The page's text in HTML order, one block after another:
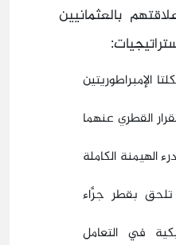
بالعثمانيين
الإمبراطوريتين
القطري عنهما
الهيمنة الكاملة
تلحق بقطر جرَّاء
في التعامل